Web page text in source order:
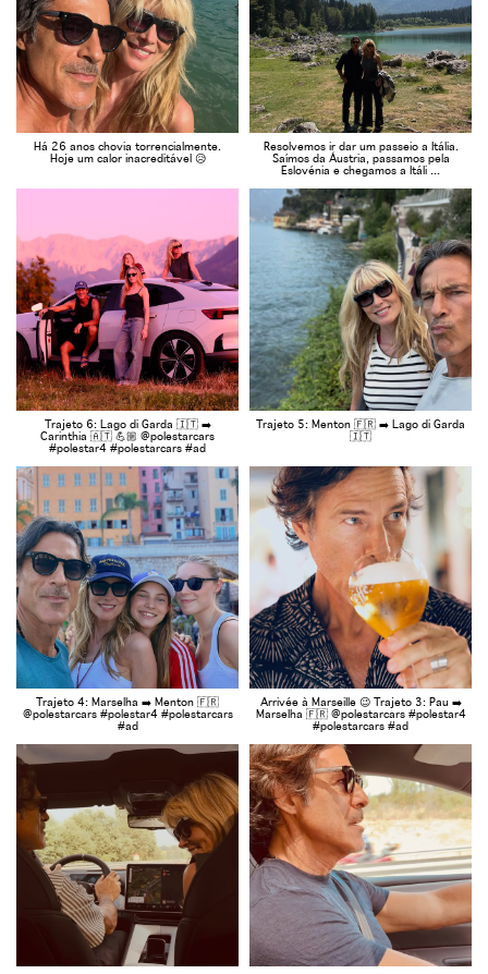
Há 26 anos chovia torrencialmente.
Hoje um calor inacreditável 😥
Resolvemos ir dar um passeio a Itália.
Saímos da Áustria, passamos pela
Eslovénia e chegamos a Itáli ...
Trajeto 6: Lago di Garda 🇮🇹 ➡️
Carinthia 🇦🇹 💪🏼 @polestarcars
#polestar4 #polestarcars #ad
Trajeto 5: Menton 🇫🇷 ➡️ Lago di Garda
🇮🇹
Trajeto 4: Marselha ➡️ Menton 🇫🇷
@polestarcars #polestar4 #polestarcars
#ad
Arrivée à Marseille 😉 Trajeto 3: Pau ➡️
Marselha 🇫🇷 @polestarcars #polestar4
#polestarcars #ad